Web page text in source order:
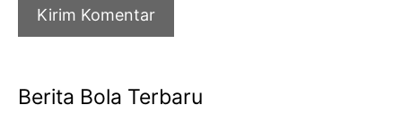
Berita Bola Terbaru